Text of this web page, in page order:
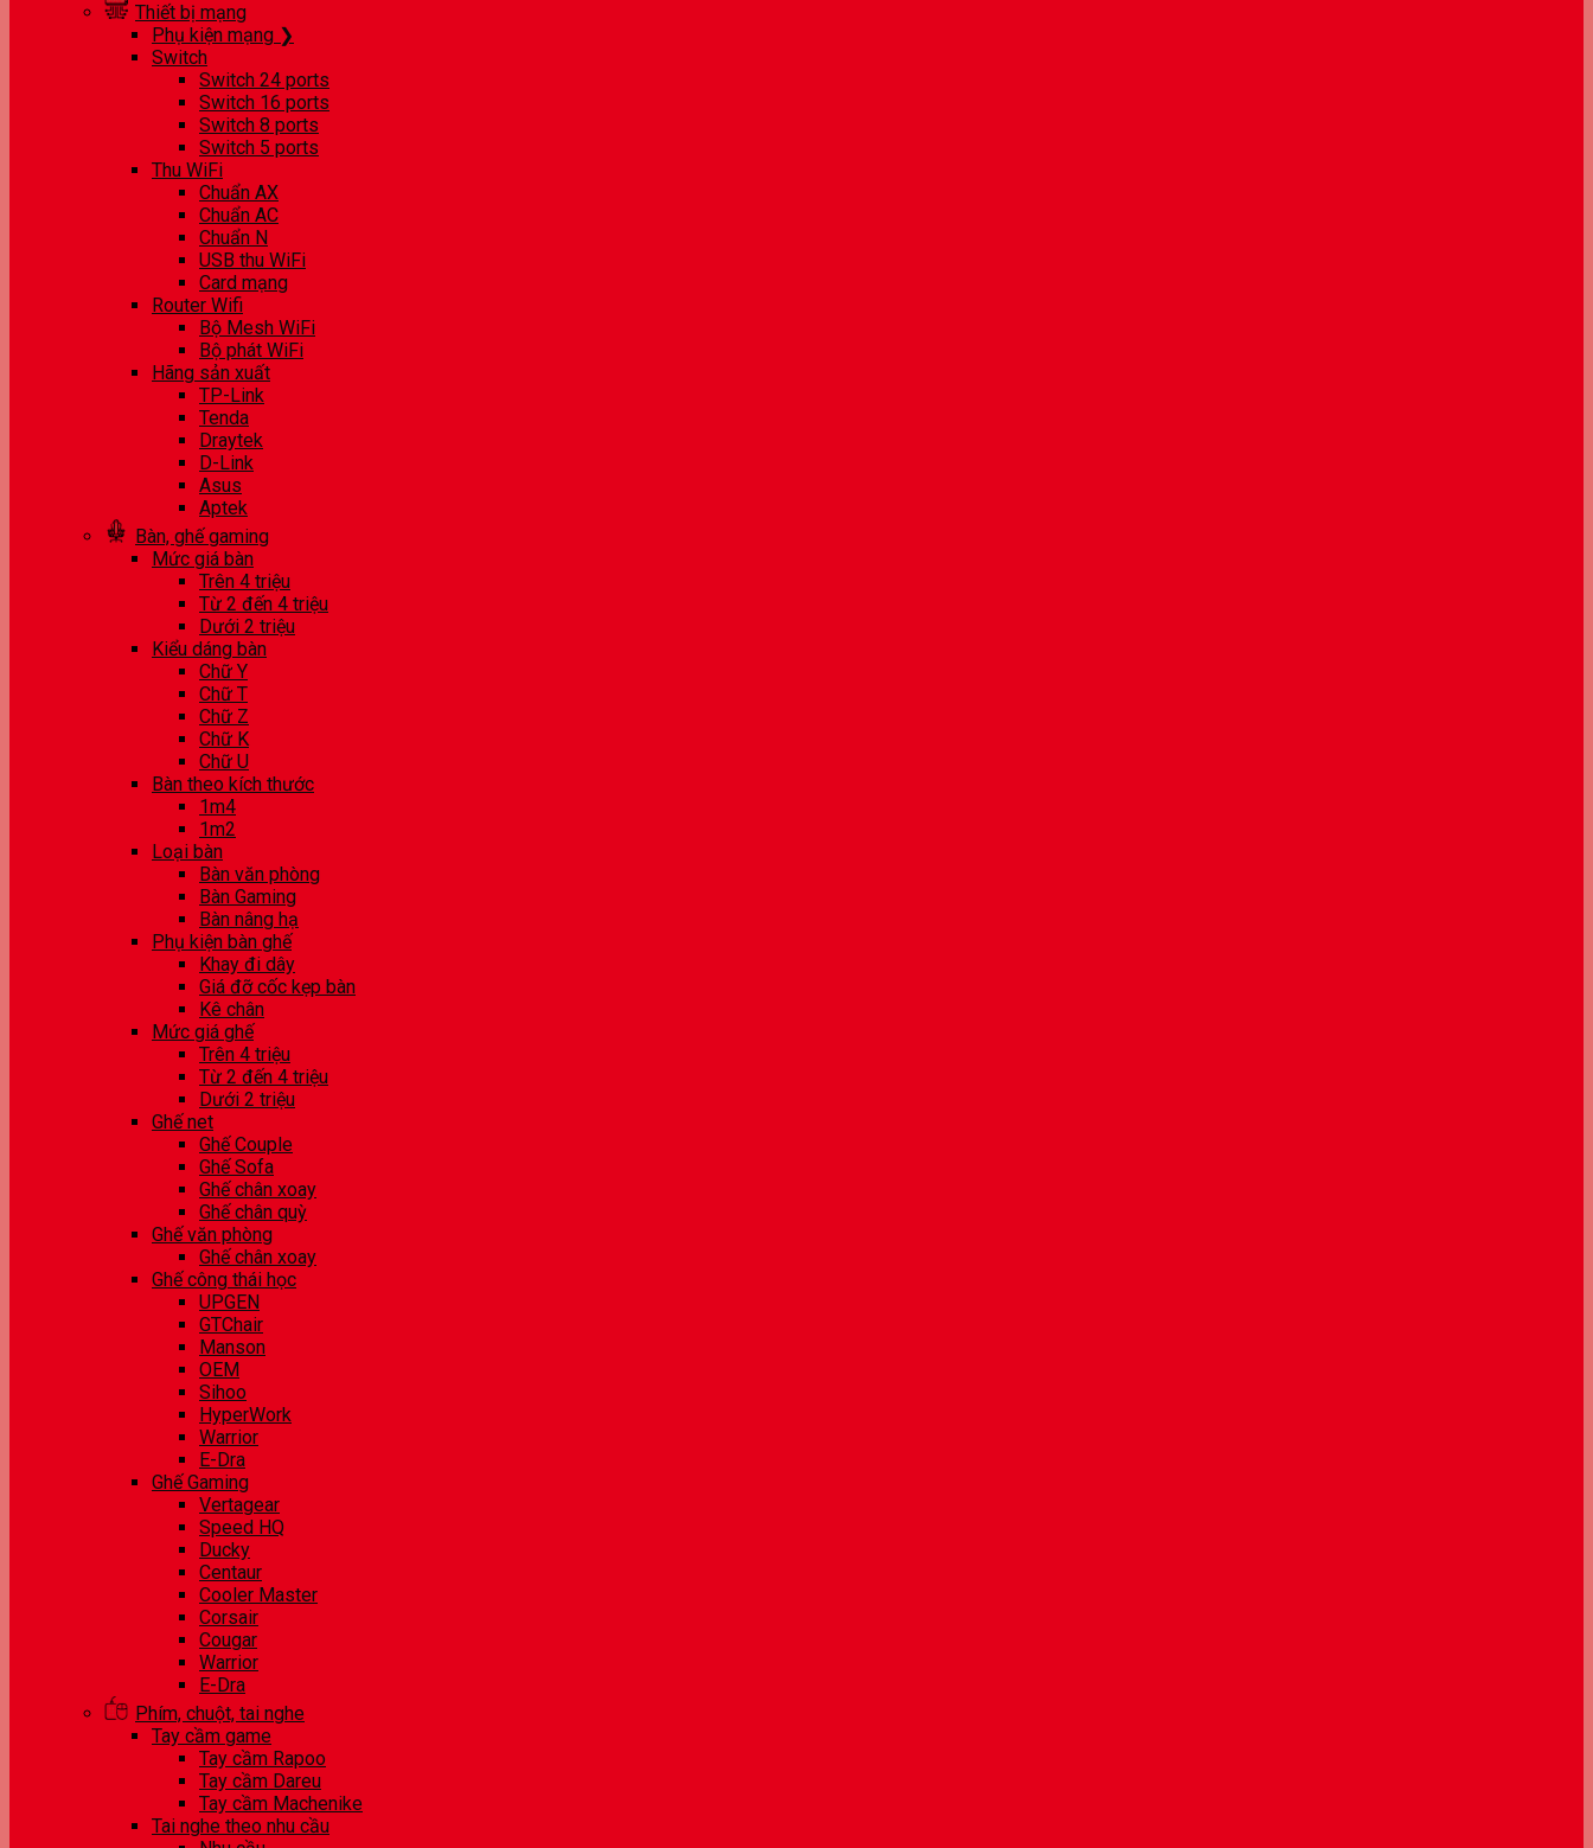
Thiết bị mạng
Phụ kiện mạng ❯
Switch
Switch 24 ports
Switch 16 ports
Switch 8 ports
Switch 5 ports
Thu WiFi
Chuẩn AX
Chuẩn AC
Chuẩn N
USB thu WiFi
Card mạng
Router Wifi
Bộ Mesh WiFi
Bộ phát WiFi
Hãng sản xuất
TP-Link
Tenda
Draytek
D-Link
Asus
Aptek
Bàn, ghế gaming
Mức giá bàn
Trên 4 triệu
Từ 2 đến 4 triệu
Dưới 2 triệu
Kiểu dáng bàn
Chữ Y
Chữ T
Chữ Z
Chữ K
Chữ U
Bàn theo kích thước
1m4
1m2
Loại bàn
Bàn văn phòng
Bàn Gaming
Bàn nâng hạ
Phụ kiện bàn ghế
Khay đi dây
Giá đỡ cốc kẹp bàn
Kê chân
Mức giá ghế
Trên 4 triệu
Từ 2 đến 4 triệu
Dưới 2 triệu
Ghế net
Ghế Couple
Ghế Sofa
Ghế chân xoay
Ghế chân quỳ
Ghế văn phòng
Ghế chân xoay
Ghế công thái học
UPGEN
GTChair
Manson
OEM
Sihoo
HyperWork
Warrior
E-Dra
Ghế Gaming
Vertagear
Speed HQ
Ducky
Centaur
Cooler Master
Corsair
Cougar
Warrior
E-Dra
Phím, chuột, tai nghe
Tay cầm game
Tay cầm Rapoo
Tay cầm Dareu
Tay cầm Machenike
Tai nghe theo nhu cầu